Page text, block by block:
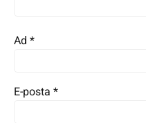
Ad *
E-posta *